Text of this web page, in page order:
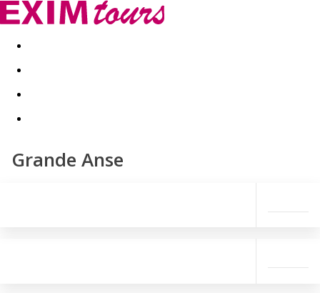
Akční nabídky Last minute
Grande Anse